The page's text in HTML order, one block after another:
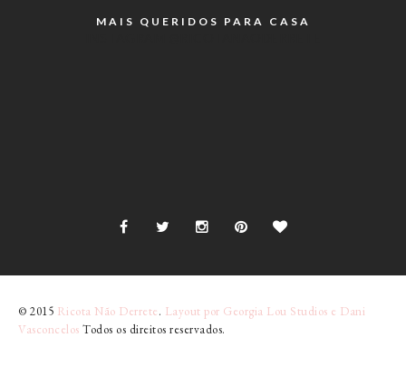
MAIS QUERIDOS PARA CASA
© 2015 Ricota Não Derrete. Layout por Georgia Lou Studios e Dani
Vasconcelos Todos os direitos reservados.